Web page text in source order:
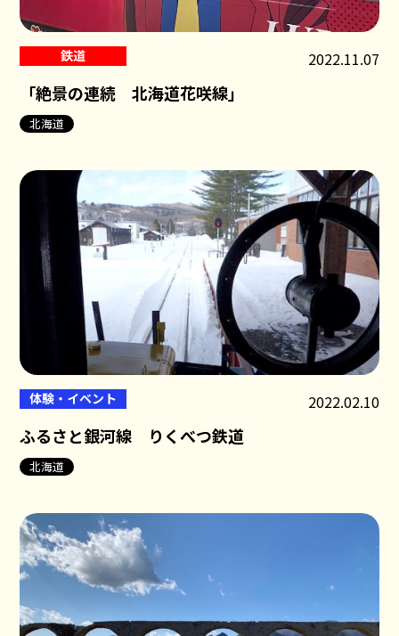
鉄道 2022.11.07
「絶景の連続 北海道花咲線」
北海道
体験・イベント 2022.02.10
ふるさと銀河線 りくべつ鉄道
北海道